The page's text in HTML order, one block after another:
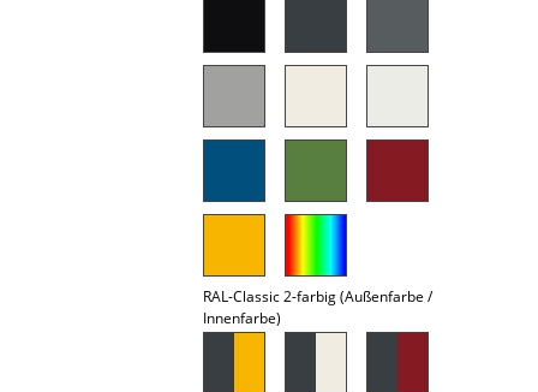
Outdoor-Leuchten
RAL-Classic 2-farbig (Außenfarbe /
Innenfarbe)